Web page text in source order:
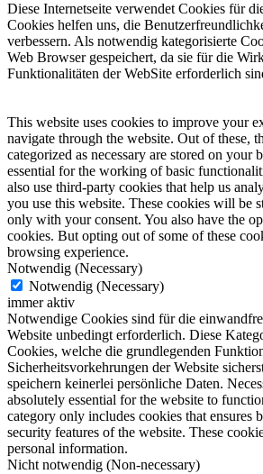
Diese Internetseite verwendet Cookies für
Cookies helfen uns, die
verbessern. Als notwendig kategorisierte
Web Browser gespeichert, da sie für die
Funktionalitäten der WebSite erforderlich
This website uses cookies to improve your
navigate through the website. Out of these,
categorized as necessary are stored on your
essential for the working of basic
also use third-party cookies that help us
you use this website. These cookies will be
only with your consent. You also have the
cookies. But opting out of some of these
browsing experience.
Notwendig (Necessary)
Notwendig (Necessary)
immer aktiv
Notwendige Cookies sind für die
Website unbedingt erforderlich. Diese
Cookies, welche die grundlegenden
Sicherheitsvorkehrungen der Website
speichern keinerlei persönliche Daten.
absolutely essential for the website to
category only includes cookies that ensures
security features of the website. These
personal information.
Nicht notwendig (Non-necessary)